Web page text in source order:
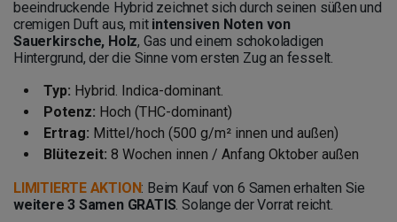
beeindruckende Hybrid zeichnet sich durch seinen süßen und
cremigen Duft aus, mit intensiven Noten von
Sauerkirsche, Holz, Gas und einem schokoladigen
Hintergrund, der die Sinne vom ersten Zug an fesselt.
Typ: Hybrid. Indica-dominant.
Potenz: Hoch (THC-dominant)
Ertrag: Mittel/hoch (500 g/m² innen und außen)
Blütezeit: 8 Wochen innen / Anfang Oktober außen
LIMITIERTE AKTION: Beim Kauf von 6 Samen erhalten Sie
weitere 3 Samen GRATIS. Solange der Vorrat reicht.